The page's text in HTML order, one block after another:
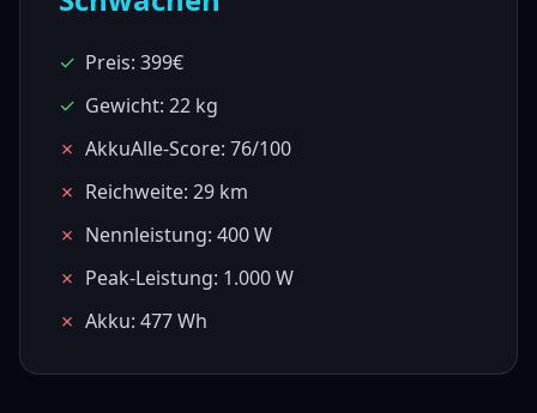
✓ Preis: 399€
✓ Gewicht: 22 kg
✗ AkkuAlle-Score: 76/100
✗ Reichweite: 29 km
✗ Nennleistung: 400 W
✗ Peak-Leistung: 1.000 W
✗ Akku: 477 Wh